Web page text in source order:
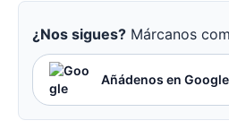
¿Nos sigues? Márcanos
Añádenos en Google